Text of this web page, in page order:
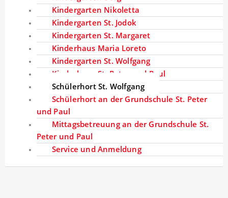
Wolfgang
Kindergarten Nikoletta
Kindergarten St. Jodok
Kindergarten St. Margaret
Kinderhaus Maria Loreto
Kindergarten St. Wolfgang
Kinderhaus St. Peter und Paul
Schülerhort St. Wolfgang
Schülerhort an der Grundschule St. Peter
und Paul
Mittagsbetreuung an der Grundschule St.
Peter und Paul
Service und Anmeldung